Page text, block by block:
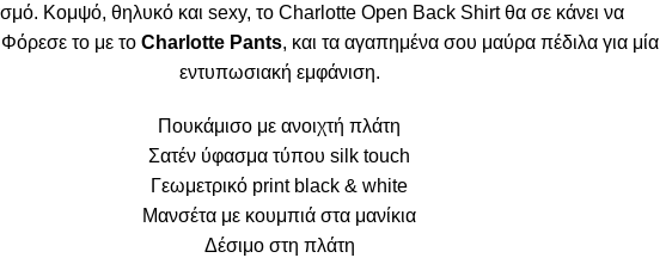
Κομψό, θηλυκό και sexy, το Charlotte Open Back Shirt θα σε κάνει να
Φόρεσε το με το Charlotte Pants, και τα αγαπημένα σου μαύρα πέδιλα για μία
εντυπωσιακή εμφάνιση.
Πουκάμισο με ανοιχτή πλάτη
Σατέν ύφασμα τύπου silk touch
Γεωμετρικό print black & white
Μανσέτα με κουμπιά στα μανίκια
Δέσιμο στη πλάτη